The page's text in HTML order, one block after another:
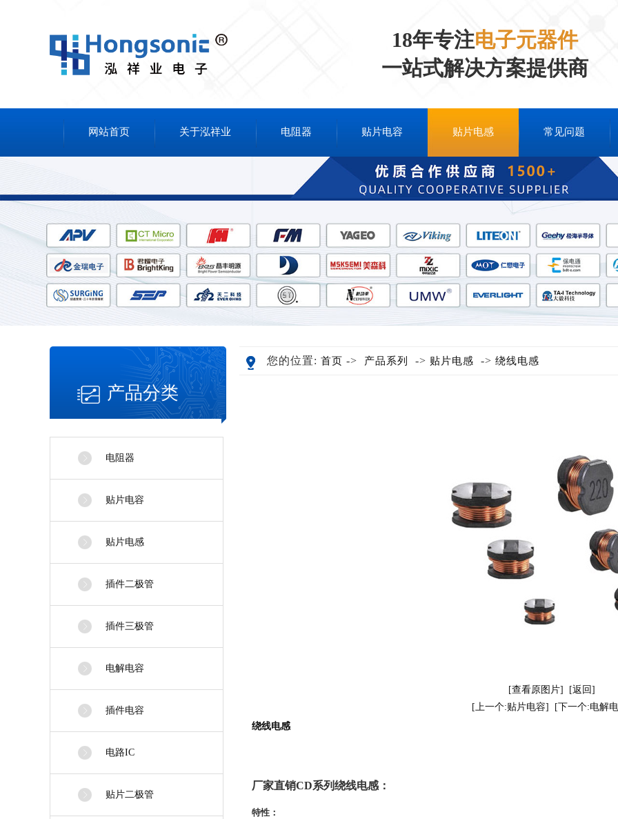
18年专注电子元器件
一站式解决方案提供商
网站首页 关于泓祥业 电阻器 贴片电容 贴片电感 常见问题
产品分类
电阻器
贴片电容
贴片电感
插件二极管
插件三极管
电解电容
插件电容
电路IC
贴片二极管
您的位置: 首页 -> 产品系列 -> 贴片电感 -> 绕线电感
[查看原图片]
[返回]
[上一个:贴片电容]
[下一个:电解
绕线电感
厂家直销CD系列绕线电感：
特性：